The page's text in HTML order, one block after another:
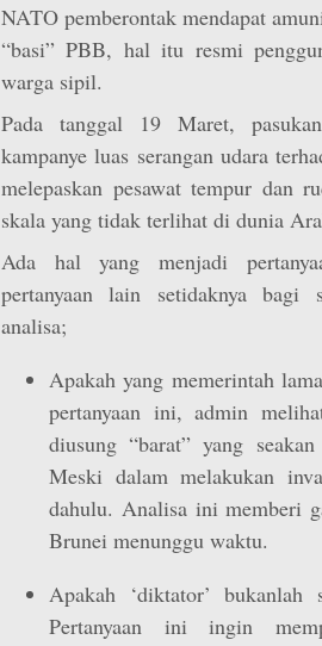
NATO pemberontak mendapat
“basi” PBB, hal itu resmi
warga sipil.
Pada tanggal 19 Maret,
kampanye luas serangan udara
melepaskan pesawat tempur dan
skala yang tidak terlihat di dunia
Ada hal yang menjadi
pertanyaan lain setidaknya bagi
analisa;
Apakah yang memerintah
pertanyaan ini, admin
diusung “barat” yang
Meski dalam melakukan
dahulu. Analisa ini memberi
Brunei menunggu waktu.
Apakah ‘diktator’ bukanlah
Pertanyaan ini ingin